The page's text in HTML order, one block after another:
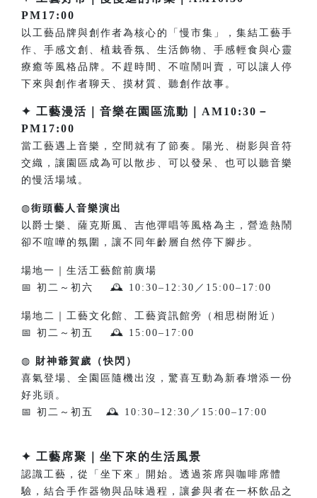
PM17:00
以工藝品牌與創作者為核心的「慢市集」，集結工藝手
作、手感文創、植栽香氛、生活飾物、手感輕食與心靈
療癒等風格品牌。不趕時間、不喧鬧叫賣，可以讓人停
下來與創作者聊天、摸材質、聽創作故事。
✦ 工藝漫活｜音樂在園區流動｜AM10:30－
PM17:00
當工藝遇上音樂，空間就有了節奏。陽光、樹影與音符
交織，讓園區成為可以散步、可以發呆、也可以聽音樂
的慢活場域。
◍街頭藝人音樂演出
以爵士樂、薩克斯風、吉他彈唱等風格為主，營造熱鬧
卻不喧嘩的氛圍，讓不同年齡層自然停下腳步。
場地一｜生活工藝館前廣場
📅 初二～初六 🕰 10:30–12:30／15:00–17:00
場地二｜工藝文化館、工藝資訊館旁（相思樹附近）
📅 初二～初五 🕰 15:00–17:00
◍ 財神爺賀歲（快閃）
喜氣登場、全園區隨機出沒，驚喜互動為新春增添一份
好兆頭。
📅 初二～初五 🕰 10:30–12:30／15:00–17:00
✦ 工藝席聚｜坐下來的生活風景
認識工藝，從「坐下來」開始。透過茶席與咖啡席體
驗，結合手作器物與品味過程，讓參與者在一杯飲品之